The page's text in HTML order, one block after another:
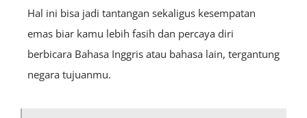
Hal ini bisa jadi tantangan sekaligus kesempatan
emas biar kamu lebih fasih dan percaya diri
berbicara Bahasa Inggris atau bahasa lain, tergantung
negara tujuanmu.